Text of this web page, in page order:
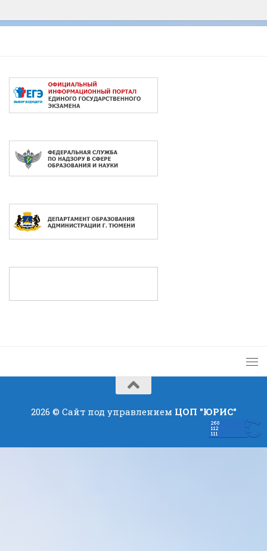
2026 © Сайт под управлением ЦОП "ЮРИС"